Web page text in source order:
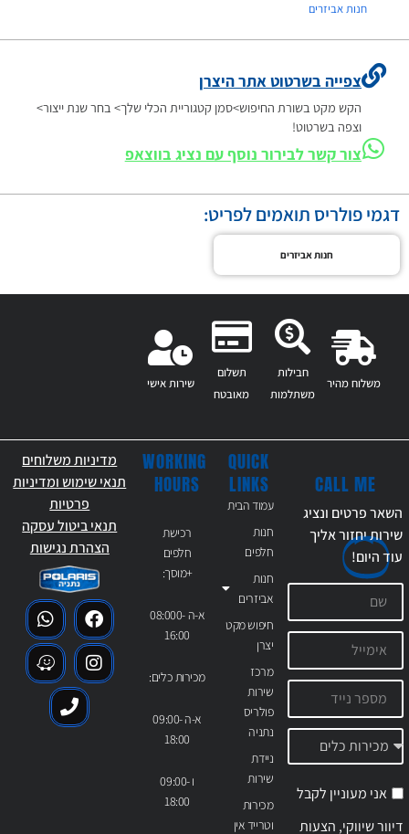
חנות אביזרים
צפייה בשרטוט אתר היצרן
הקש מקט בשורת החיפוש>סמן קטגוריית הכלי שלך> בחר שנת ייצור>
וצפה בשרטוט!
צור קשר לבירור נוסף עם נציג בווצאפ
דגמי פולריס תואמים לפריט:
חנות אביזרים
משלוח מהיר
חבילות
משתלמות
תשלום
מאובטח
שירות אישי
QUICK
LINKS
עמוד הבית
חנות
חלפים
חנות
אביזרים
חיפוש מקט
יצרן
מרכז
שירות
פולריס
נתניה
ניידת
שירות
מכירות
וטרייד אין
WORKING
HOURS
רכישת
חלפים
+מוסך:
א-ה 08:000-
16:00
מכירות כלים:
א-ה 09:00-
18:00
ו 09:00-
18:00
CALL ME
השאר פרטים ונציג
שירות יחזור אליך
עודהיום!
אני מעוניין לקבל
דיוור שיווקי, הצעות
מדיניות משלוחים
תנאי שימוש ומדיניות
פרטיות
תנאי ביטול עסקה
הצהרת נגישות